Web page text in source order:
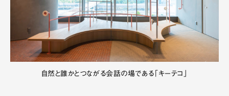
自然と誰かとつながる会話の場である「キーテコ」